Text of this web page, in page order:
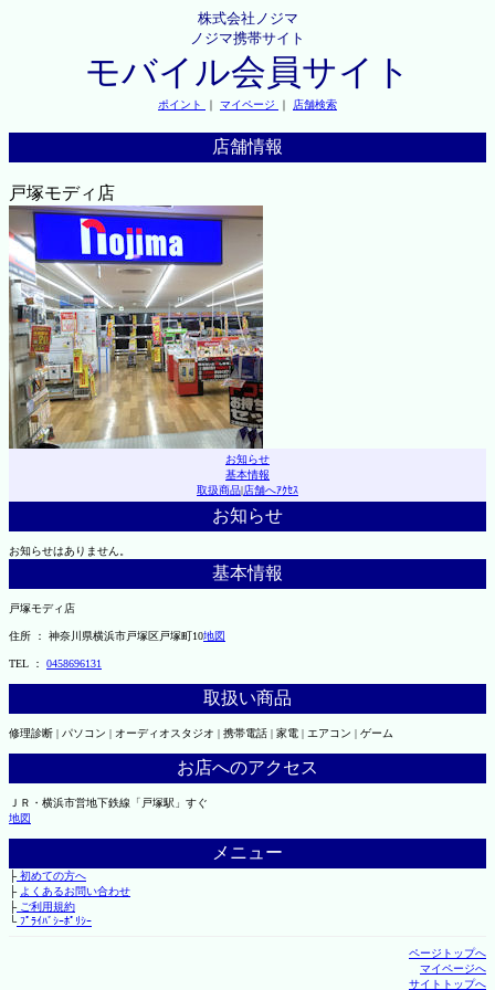
株式会社ノジマ
ノジマ携帯サイト
モバイル会員サイト
ポイント ｜ マイページ ｜ 店舗検索
店舗情報
戸塚モディ店
お知らせ
基本情報
取扱商品|店舗へｱｸｾｽ
お知らせ
お知らせはありません。
基本情報
戸塚モディ店
住所 ： 神奈川県横浜市戸塚区戸塚町10地図
TEL ： 0458696131
取扱い商品
修理診断 | パソコン | オーディオスタジオ | 携帯電話 | 家電 | エアコン | ゲーム
お店へのアクセス
ＪＲ・横浜市営地下鉄線「戸塚駅」すぐ
地図
メニュー
├初めての方へ
├ よくあるお問い合わせ
├ご利用規約
└ﾌﾟﾗｲﾊﾞｼｰﾎﾟﾘｼｰ
ページトップへ
マイページへ
サイトトップへ